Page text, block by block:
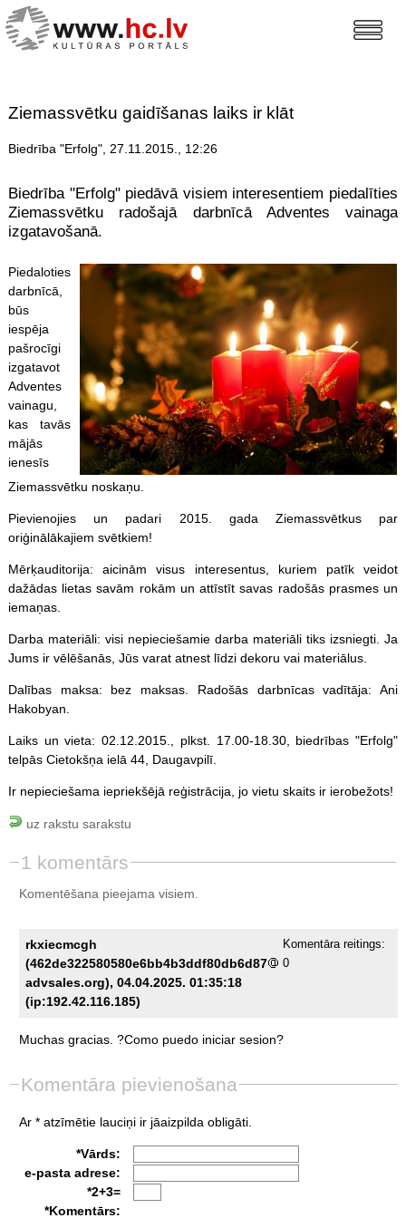
Ziemassvētku gaidīšanas laiks ir klāt
Biedrība "Erfolg", 27.11.2015., 12:26
Biedrība "Erfolg" piedāvā visiem interesentiem piedalīties
Ziemassvētku radošajā darbnīcā Adventes vainaga
izgatavošanā.
Piedaloties
darbnīcā,
būs
iespēja
pašrocīgi
izgatavot
Adventes
vainagu,
kas tavās
mājās
ienesīs
Ziemassvētku noskaņu.
Pievienojies un padari 2015. gada Ziemassvētkus par
oriģinālākajiem svētkiem!
Mērķauditorija: aicinām visus interesentus, kuriem patīk veidot
dažādas lietas savām rokām un attīstīt savas radošās prasmes un
iemaņas.
Darba materiāli: visi nepieciešamie darba materiāli tiks izsniegti. Ja
Jums ir vēlēšanās, Jūs varat atnest līdzi dekoru vai materiālus.
Dalības maksa: bez maksas. Radošās darbnīcas vadītāja: Ani
Hakobyan.
Laiks un vieta: 02.12.2015., plkst. 17.00-18.30, biedrības "Erfolg"
telpās Cietokšņa ielā 44, Daugavpilī.
Ir nepieciešama iepriekšējā reģistrācija, jo vietu skaits ir ierobežots!
uz rakstu sarakstu
1 komentārs
Komentēšana pieejama visiem.
rkxiecmcgh
(462de322580580e6bb4b3ddf80db6d87
advsales.org), 04.04.2025. 01:35:18
(ip:192.42.116.185)
Komentāra reitings:
0
Muchas gracias. ?Como puedo iniciar sesion?
Komentāra pievienošana
Ar * atzīmētie lauciņi ir jāaizpilda obligāti.
*Vārds:
e-pasta adrese:
*2+3=
*Komentārs: